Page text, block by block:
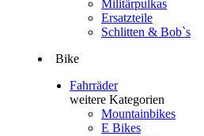
Militärpulkas
Ersatzteile
Schlitten & Bob`s
Bike
Fahrräder
weitere Kategorien
Mountainbikes
E Bikes